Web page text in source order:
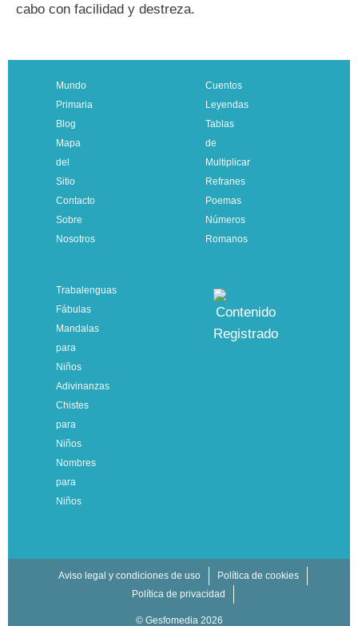
cabo con facilidad y destreza.
Mundo
Primaria
Blog
Mapa
del
Sitio
Contacto
Sobre
Nosotros
Cuentos
Leyendas
Tablas
de
Multiplicar
Refranes
Poemas
Números
Romanos
Trabalenguas
Fábulas
Mandalas
para
Niños
Adivinanzas
Chistes
para
Niños
Nombres
para
Niños
Aviso legal y condiciones de uso
Política de cookies
Política de privacidad
© Gesfomedia 2026